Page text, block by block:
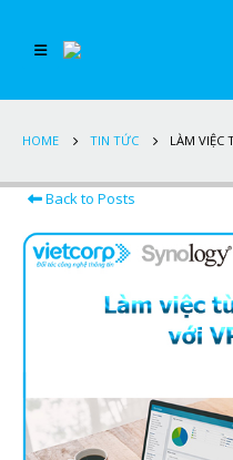
HOME TIN TỨC LÀM VIỆC
Back to Posts